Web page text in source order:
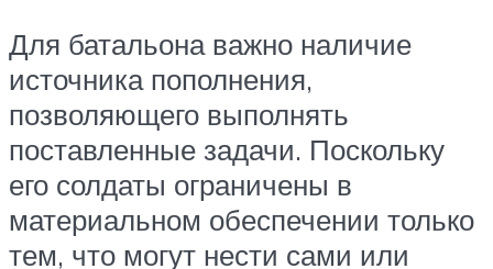
Для батальона важно наличие
источника пополнения,
позволяющего выполнять
поставленные задачи. Поскольку
его солдаты ограничены в
материальном обеспечении только
тем, что могут нести сами или